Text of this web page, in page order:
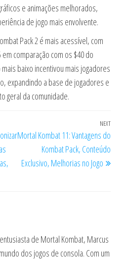
e animações melhorados,
de jogo mais envolvente.
Pack 2 é mais acessível, com
comparação com os $40 do
baixo incentivou mais jogadores
expandindo a base de jogadores e
geral da comunidade.
Next
NEXT
Mortal Kombat 11: Vantagens do
Kombat Pack, Conteúdo
Exclusivo, Melhorias no Jogo
de Mortal Kombat, Marcus
dos jogos de consola. Com um